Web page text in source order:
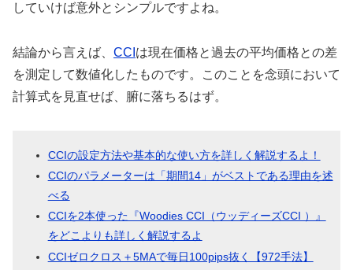
していけば意外とシンプルですよね。
結論から言えば、 CCI は現在価格と過去の平均価格との差
を測定して数値化したものです。このことを念頭において
計算式を見直せば、腑に落ちるはず。
CCIの設定方法や基本的な使い方を詳しく解説するよ！
CCIのパラメーターは「期間14」がベストである理由を述
べる
CCIを2本使った『Woodies CCI（ウッディーズCCI ）』
をどこよりも詳しく解説するよ
CCIゼロクロス＋5MAで毎日100pips抜く【972手法】